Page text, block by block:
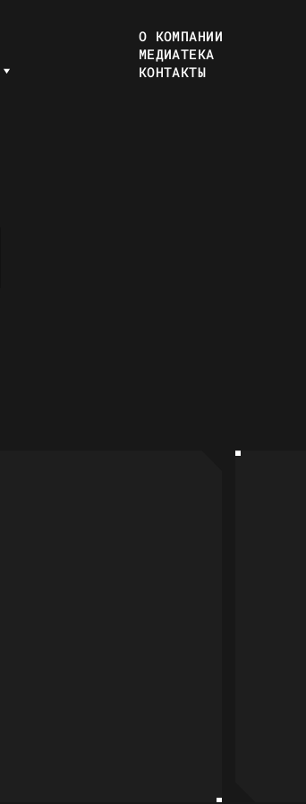
О КОМПАНИИ
МЕДИАТЕКА
КОНТАКТЫ